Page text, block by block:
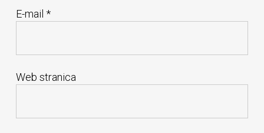
E-mail *
Web stranica